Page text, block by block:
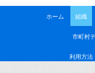
ホーム 組織
市町村
利用方法